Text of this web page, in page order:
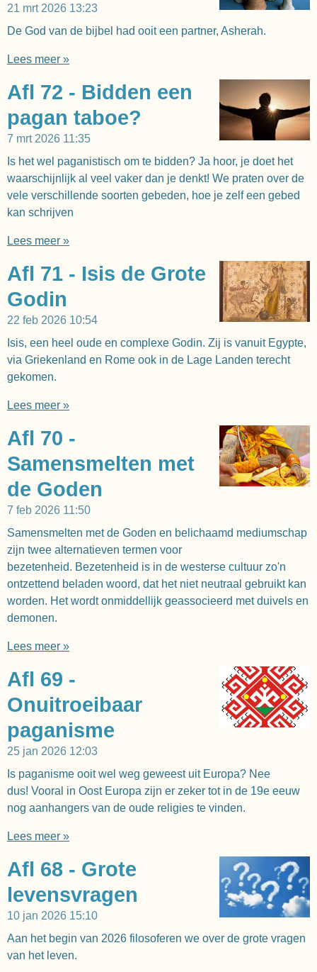
21 mrt 2026 13:23
De God van de bijbel had ooit een partner, Asherah.
Lees meer »
Afl 72 - Bidden een
pagan taboe?
7 mrt 2026 11:35
Is het wel paganistisch om te bidden? Ja hoor, je doet het
waarschijnlijk al veel vaker dan je denkt! We praten over de
vele verschillende soorten gebeden, hoe je zelf een gebed
kan schrijven
Lees meer »
Afl 71 - Isis de Grote
Godin
22 feb 2026 10:54
Isis, een heel oude en complexe Godin. Zij is vanuit Egypte,
via Griekenland en Rome ook in de Lage Landen terecht
gekomen.
Lees meer »
Afl 70 -
Samensmelten met
de Goden
7 feb 2026 11:50
Samensmelten met de Goden en belichaamd mediumschap
zijn twee alternatieven termen voor
bezetenheid. Bezetenheid is in de westerse cultuur zo'n
ontzettend beladen woord, dat het niet neutraal gebruikt kan
worden. Het wordt onmiddellijk geassocieerd met duivels en
demonen.
Lees meer »
Afl 69 -
Onuitroeibaar
paganisme
25 jan 2026 12:03
Is paganisme ooit wel weg geweest uit Europa? Nee
dus! Vooral in Oost Europa zijn er zeker tot in de 19e eeuw
nog aanhangers van de oude religies te vinden.
Lees meer »
Afl 68 - Grote
levensvragen
10 jan 2026 15:10
Aan het begin van 2026 filosoferen we over de grote vragen
van het leven.